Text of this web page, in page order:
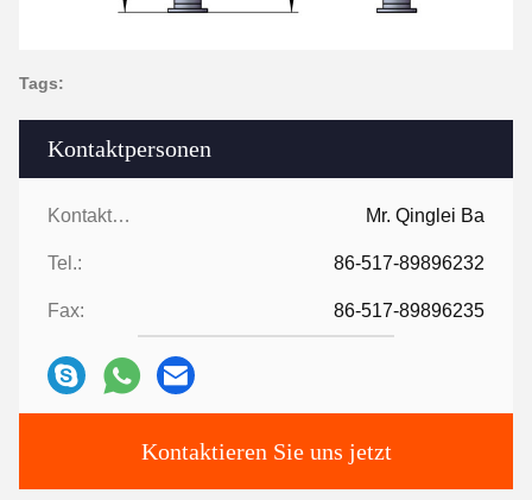
Kontaktpersonen
Kontaktpersonen: Mr. Qinglei Ba
Tel.: 86-517-89896232
Fax: 86-517-89896235
Kontaktieren Sie uns jetzt
Tags: